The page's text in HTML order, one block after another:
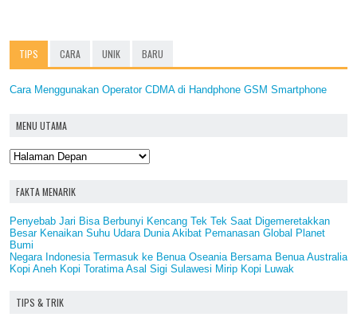
TIPS CARA UNIK BARU
Cara Menggunakan Operator CDMA di Handphone GSM Smartphone
MENU UTAMA
FAKTA MENARIK
Penyebab Jari Bisa Berbunyi Kencang Tek Tek Saat Digemeretakkan
Besar Kenaikan Suhu Udara Dunia Akibat Pemanasan Global Planet
Bumi
Negara Indonesia Termasuk ke Benua Oseania Bersama Benua Australia
Kopi Aneh Kopi Toratima Asal Sigi Sulawesi Mirip Kopi Luwak
TIPS & TRIK